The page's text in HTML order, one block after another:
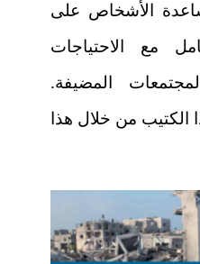
الأشخاص على
مع الاحتياجات
المضيفة.
من خلال هذا